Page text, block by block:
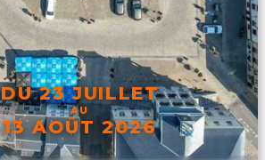
DU 23 JUILLET
AU
13 AOÛT 2026